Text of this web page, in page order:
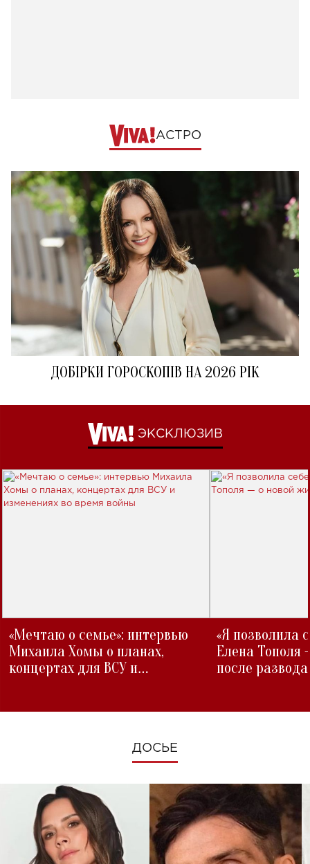
АСТРО
ДОБІРКИ ГОРОСКОПІВ НА 2026 РІК
ЭКСКЛЮЗИВ
«Мечтаю о семье»: интервью
Михаила Хомы о планах,
концертах для ВСУ и
«Я позволила
Елена Тополя
после развода
ДОСЬЕ